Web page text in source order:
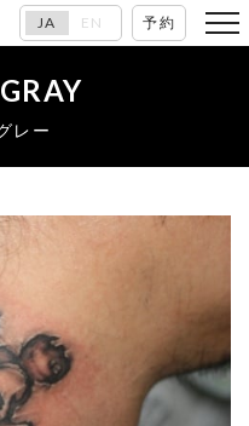
JA EN 予約
レー